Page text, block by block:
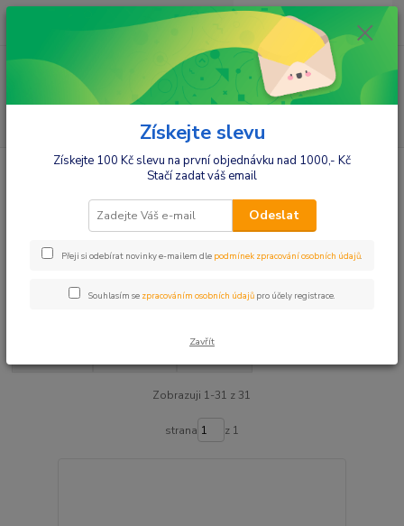
ks
za 0,00 Kč
Kojenecké oblečení Vtipná body, čepičky
Vtipná body, čepičky
Body s vtipným textem
Upřesnit parametry
Zobrazuji 1-31 z 31
strana z 1
Získejte slevu
Získejte 100 Kč slevu na první objednávku nad 1000,- Kč
Stačí zadat váš email
Odeslat
Přeji si odebírat novinky e-mailem dle podmínek zpracování osobních údajů.
Souhlasím se zpracováním osobních údajů pro účely registrace.
Zavřít